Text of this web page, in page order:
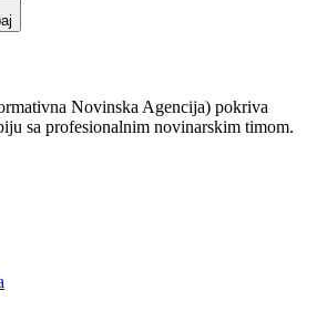
Novinska Agencija) pokriva
sa profesionalnim novinarskim timom.